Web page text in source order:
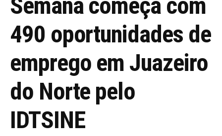
Semana começa com
490 oportunidades de
emprego em Juazeiro
do Norte pelo
IDTSINE